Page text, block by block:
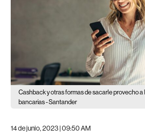
Cashback y otras formas de sacarle provecho a
bancarias - Santander
14 de junio, 2023 | 09:50 AM